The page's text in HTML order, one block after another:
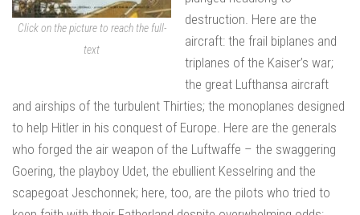
Click on the picture to reach the full-
text
destruction. Here are the
aircraft: the frail biplanes and
triplanes of the Kaiser’s war;
the great Lufthansa aircraft
and airships of the turbulent Thirties; the monoplanes designed
to help Hitler in his conquest of Europe. Here are the generals
who forged the air weapon of the Luftwaffe – the swaggering
Goering, the playboy Udet, the ebullient Kesselring and the
scapegoat Jeschonnek; here, too, are the pilots who tried to